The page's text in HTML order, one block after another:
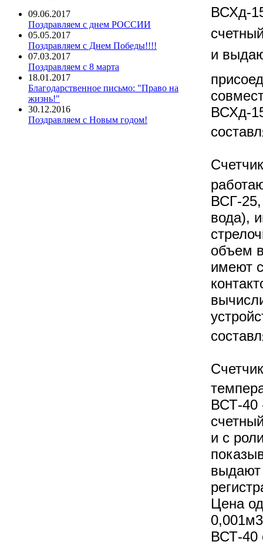
09.06.2017
Поздравляем с днем РОССИИ
05.05.2017
Поздравляем с Днем Победы!!!!
07.03.2017
Поздравляем с 8 марта
18.01.2017
Благодарственное письмо: "Право на
жизнь!"
30.12.2016
Поздравляем с Новым годом!
ВСХд-
и
ВСХд-
ВСГ-
вода),
объем
имеют
ВСТ-40
и с
выдают
Цена
ВСТ-40